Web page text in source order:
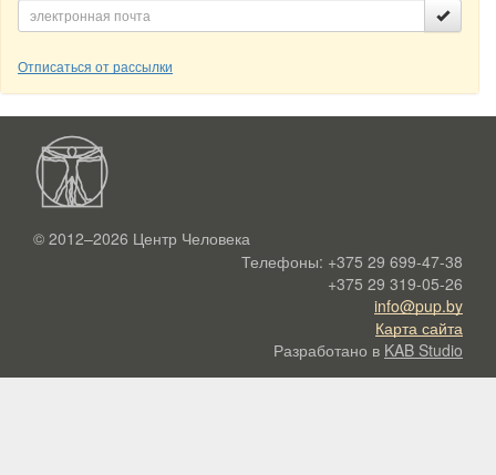
Отписаться от рассылки
© 2012–2026 Центр Человека
Телефоны: +375 29 699-47-38
+375 29 319-05-26
info@pup.by
Карта сайта
Разработано в KAB Studio